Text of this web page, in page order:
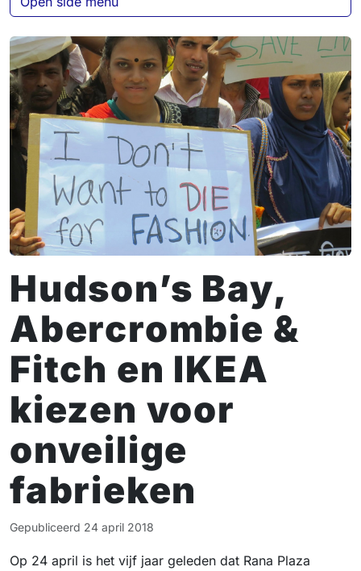
Hudson’s Bay,
Abercrombie &
Fitch en IKEA
kiezen voor
onveilige
fabrieken
Gepubliceerd 24 april 2018
Op 24 april is het vijf jaar geleden dat Rana Plaza